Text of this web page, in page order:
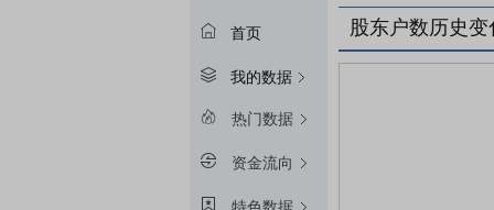
首页
我的数据
热门数据
资金流向
股东户数历史